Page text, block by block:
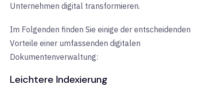
Unternehmen digital transformieren.
Im Folgenden finden Sie einige der entscheidenden
Vorteile einer umfassenden digitalen
Dokumentenverwaltung:
Leichtere Indexierung